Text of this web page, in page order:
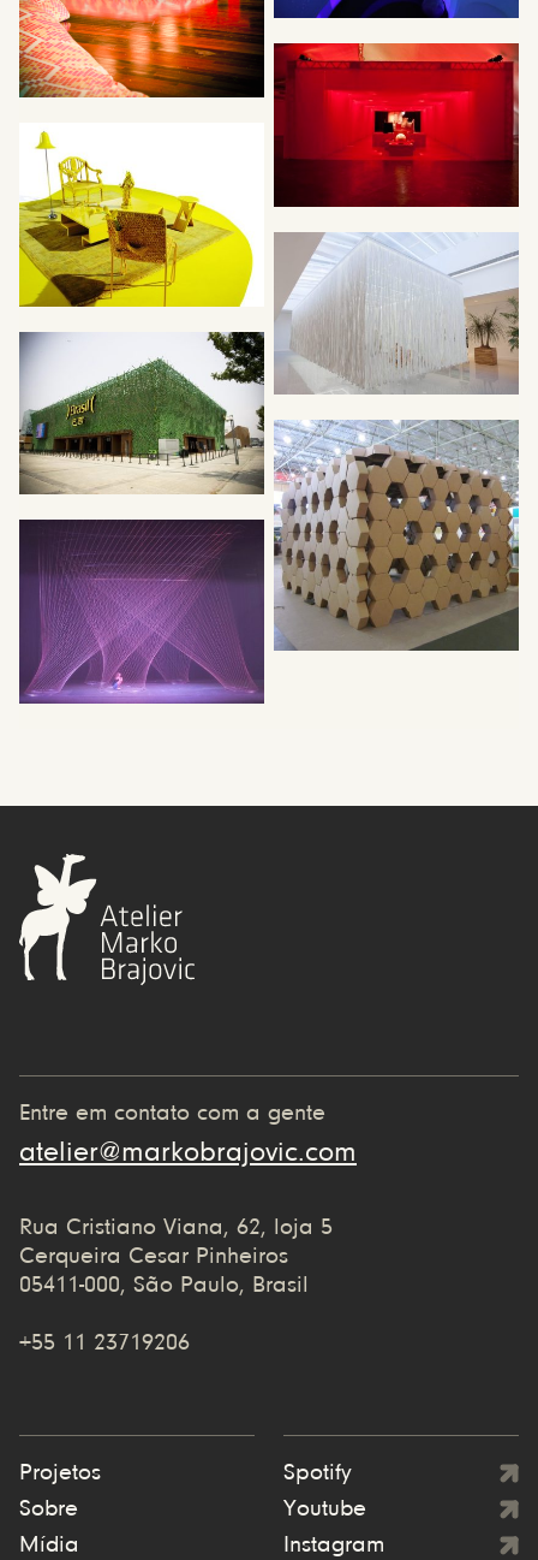
Entre em contato com a gente
atelier@markobrajovic.com
Rua Cristiano Viana, 62, loja 5
Cerqueira Cesar Pinheiros
05411-000, São Paulo, Brasil
+55 11 23719206
Projetos
Sobre
Mídia
Spotify
Youtube
Instagram